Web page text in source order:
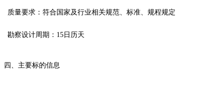
质量要求：符合国家及行业相关规范、标准、规程规定
勘察设计周期 ：15日历天
四、主要标的信息